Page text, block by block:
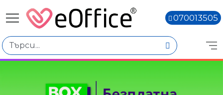
070013505
Избери по
Цена
€500.01 - €600.00
€900.05 - €1,000.04